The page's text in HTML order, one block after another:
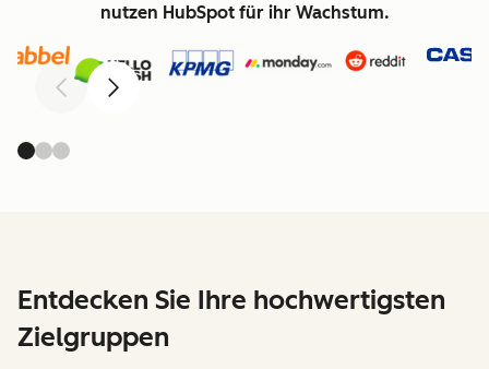
nutzen HubSpot für ihr Wachstum.
ZurückWeiter
Entdecken Sie Ihre hochwertigsten
Zielgruppen